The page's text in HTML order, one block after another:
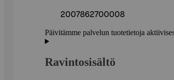
2007862700008
Päivitämme palvelun tuotetietoja
Ravintosisältö